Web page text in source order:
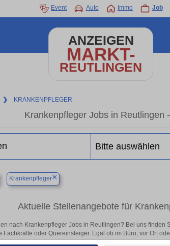
Event Auto Immo Job
ANZEIGEN
MARKT-
REUTLINGEN
❯ KRANKENPFLEGER
Krankenpfleger Jobs in Reutlingen
Krankenpfleger×
Aktuelle Stellenangebote für
nach Krankenpfleger Jobs in Reutlingen? Bei uns finden
Fachkräfte oder Quereinsteiger. Egal ob im Büro, vor Ort
sich direkt auf passende